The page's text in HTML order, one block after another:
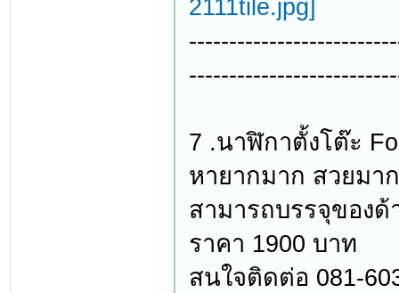
7 .นาฬิกาตั้งโต๊ะ
หายากมาก สวยมา
สามารถบรรจุของด้
ราคา 1900 บาท
สนใจติดต่อ 081-